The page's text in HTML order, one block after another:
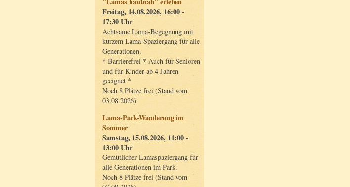
Freitag, 14.08.2026, 16:00 -
17:30 Uhr
Achtsame Lama-Begegnung mit
kurzem Lama-Spaziergang für alle
Generationen.
* Barrierefrei * Auch für Senioren
und für Kinder ab 4 Jahren
geeignet *
Noch 8 Plätze frei (Stand vom
03.08.2026)
Lama-Park-Wanderung im
Sommer
Samstag, 15.08.2026, 11:00 -
13:00 Uhr
Gemütlicher Lamaspaziergang für
alle Generationen im Park.
Noch 8 Plätze frei (Stand vom